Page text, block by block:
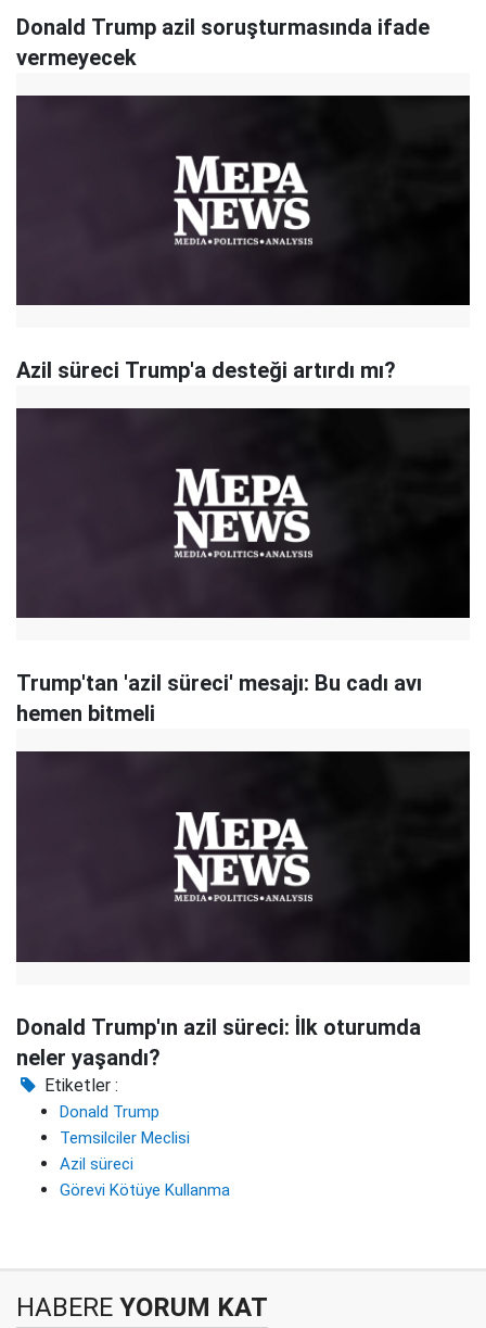
Donald Trump azil soruşturmasında ifade
vermeyecek
Azil süreci Trump'a desteği artırdı mı?
Trump'tan 'azil süreci' mesajı: Bu cadı avı
hemen bitmeli
Donald Trump'ın azil süreci: İlk oturumda
neler yaşandı?
Etiketler :
Donald Trump
Temsilciler Meclisi
Azil süreci
Görevi Kötüye Kullanma
HABERE YORUM KAT